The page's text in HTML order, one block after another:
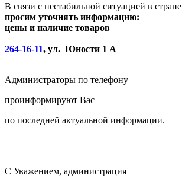
В связи с нестабильной ситуацией в стране
просим уточнять информацию:
цены и наличие товаров
264-16-11, ул. Юности 1 А
Администраторы по телефону
проинформируют Вас
по последней актуальной информации.
С Уважением, администрация